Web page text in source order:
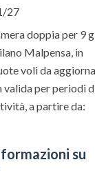
musica
due volte al
wi-fi gratuita
valuta,
e
27
doppia per 9
Malpensa, in
voli da
valida per periodi
a partire da:
su